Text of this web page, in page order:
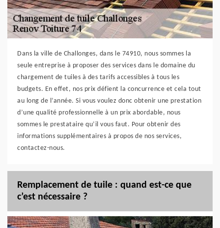
Dans la ville de Challonges, dans le 74910, nous sommes la
seule entreprise à proposer des services dans le domaine du
chargement de tuiles à des tarifs accessibles à tous les
budgets. En effet, nos prix défient la concurrence et cela tout
au long de l’année. Si vous voulez donc obtenir une prestation
d’une qualité professionnelle à un prix abordable, nous
sommes le prestataire qu’il vous faut. Pour obtenir des
informations supplémentaires à propos de nos services,
contactez-nous.
Remplacement de tuile : quand est-ce que
c’est nécessaire ?